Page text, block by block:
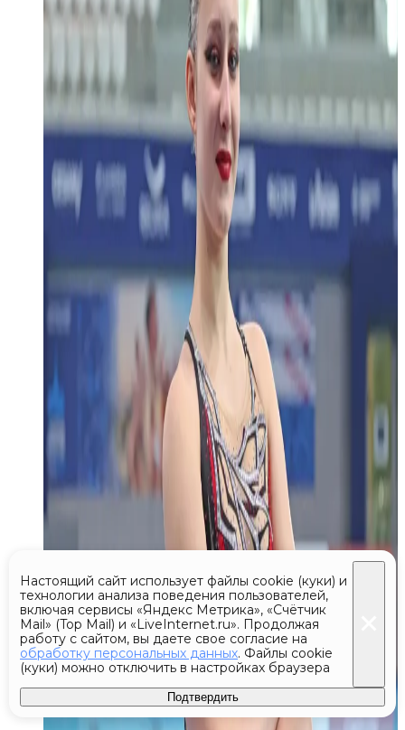
Настоящий сайт использует файлы cookie (куки) и
технологии анализа поведения пользователей,
включая сервисы «Яндекс Метрика», «Счётчик
Mail» (Top Mail) и «LiveInternet.ru». Продолжая
работу с сайтом, вы даете свое согласие на
обработку персональных данных. Файлы cookie
(куки) можно отключить в настройках браузера
Подтвердить